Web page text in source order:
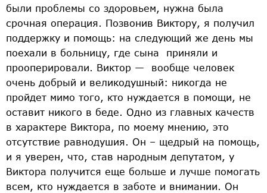
были проблемы со здоровьем, нужна была
срочная операция. Позвонив Виктору, я получил
поддержку и помощь: на следующий же день мы
поехали в больницу, где сына приняли и
прооперировали. Виктор — вообще человек
очень добрый и великодушный: никогда не
пройдет мимо того, кто нуждается в помощи, не
оставит никого в беде. Одно из главных качеств
в характере Виктора, по моему мнению, это
отсутствие равнодушия. Он – щедрый на помощь,
и я уверен, что, став народным депутатом, у
Виктора получится еще больше и лучше помогать
всем, кто нуждается в заботе и внимании. Он